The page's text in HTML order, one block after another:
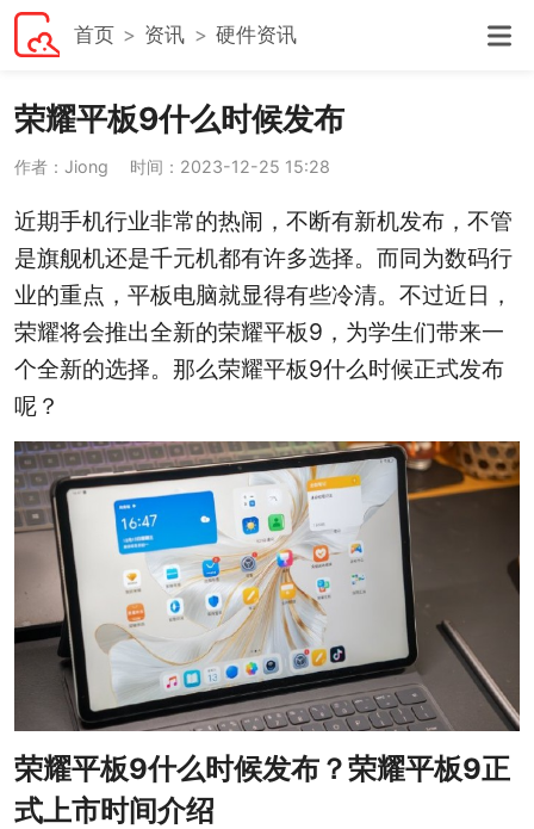
首页 资讯 硬件资讯
荣耀平板9什么时候发布
作者：Jiong 时间：2023-12-25 15:28
近期手机行业非常的热闹，不断有新机发布，不管
是旗舰机还是千元机都有许多选择。而同为数码行
业的重点，平板电脑就显得有些冷清。不过近日，
荣耀将会推出全新的荣耀平板9，为学生们带来一
个全新的选择。那么荣耀平板9什么时候正式发布
呢？
荣耀平板9什么时候发布？荣耀平板9正
式上市时间介绍